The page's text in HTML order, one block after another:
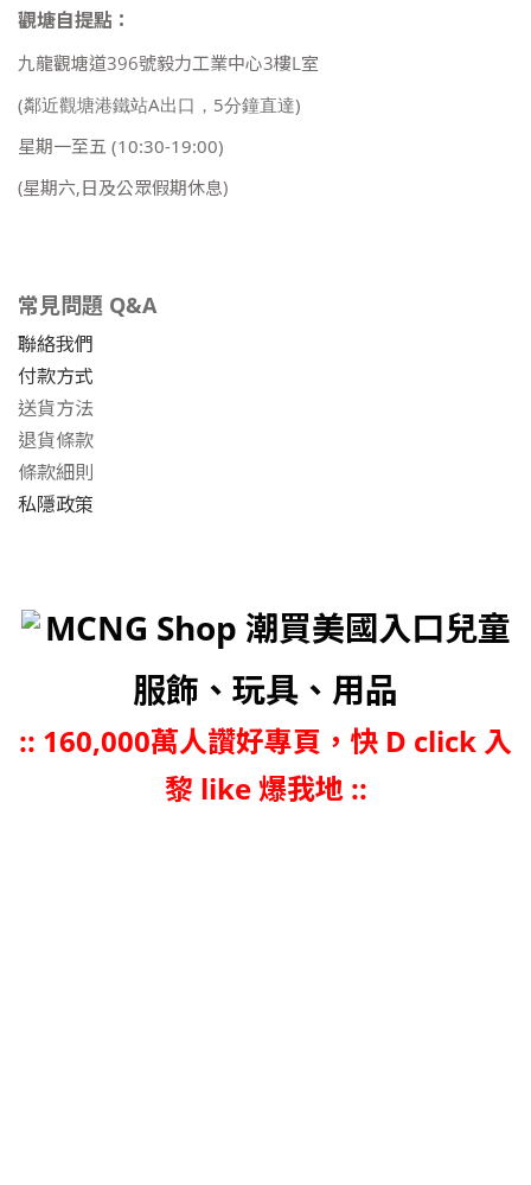
觀塘自提點：
九龍觀塘道396號毅力工業中心3樓L室
(鄰近觀塘港鐵站A出口，5分鐘直達)
星期一至五 (10:30-19:00)
(星期六,日及公眾假期休息)
常見問題 Q&A
聯絡我們
付款方式
送貨方法
退貨條款
條款細則
私隱政策
MCNG Shop 潮買美國入口兒童
服飾、玩具、用品
:: 160,000萬人讚好專頁，快 D click 入
黎 like 爆我地 ::